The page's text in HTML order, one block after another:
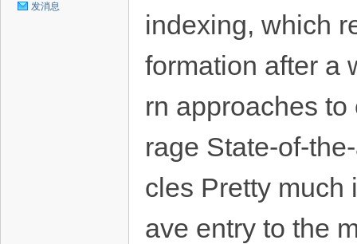
发消息
indexing, which
formation after a
rn approaches
rage State-of-
cles Pretty much
ave entry to the